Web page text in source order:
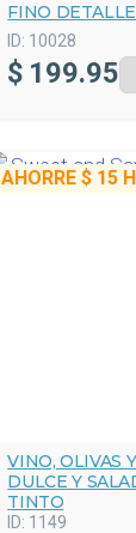
FINO
ID: 10028
$ 199.95
AHORRE$ 15
VINO, OLIVAS
DULCE Y
TINTO
ID: 1149